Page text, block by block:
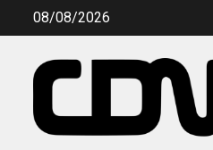
Przejdź08/08/2026